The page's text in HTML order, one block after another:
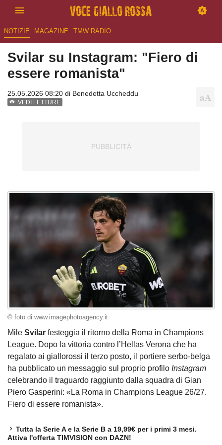
NOTIZIE MAGAZINE TMW RADIO
Svilar su Instagram: "Fiero di
essere romanista"
25.05.2026 08:20 di Benedetta Uccheddu
VEDI LETTURE
© foto di www.imagephotoagency.it
Mile Svilar festeggia il ritorno della Roma in Champions
League. Dopo la vittoria contro l’Hellas Verona che ha
regalato ai giallorossi il terzo posto, il portiere serbo-belga
ha pubblicato un messaggio sul proprio profilo Instagram
celebrando il traguardo raggiunto dalla squadra di Gian
Piero Gasperini: «La Roma in Champions League 26/27.
Fiero di essere romanista».
Tutta la Serie A e la Serie B a 19,99€ per i primi 3 mesi.
Attiva l'offerta TIMVISION con DAZN!